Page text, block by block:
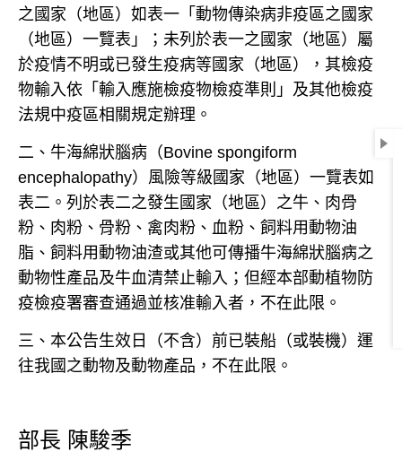
之國家（地區）如表一「動物傳染病非疫區之國家
（地區）一覽表」；未列於表一之國家（地區）屬
於疫情不明或已發生疫病等國家（地區）， 其檢疫
物輸入依「輸入應施檢疫物檢疫準則」及其他檢疫
法規中疫區相關規定辦理。
二、牛海綿狀腦病（Bovine spongiform
encephalopathy）風險等級國家（地區）一覽表如
表二。列於表二之發生國家（地區）之牛、肉骨
粉、肉粉、骨粉、禽肉粉、血粉、飼料用動物油
脂、飼料用動物油渣或其他可傳播牛海綿狀腦病之
動物性產品及牛血清禁止輸入；但經本部動植物防
疫檢疫署審查通過並核准輸入者，不在此限。
三、本公告生效日（不含）前已裝船（或裝機）運
往我國之動物及動物產品，不在此限。
部長 陳駿季